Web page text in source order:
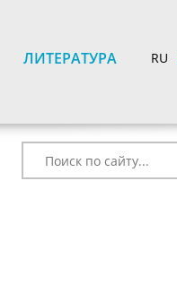
ЛИТЕРАТУРА RU